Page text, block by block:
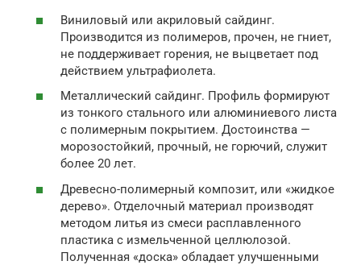
Виниловый или акриловый сайдинг.
Производится из полимеров, прочен, не гниет,
не поддерживает горения, не выцветает под
действием ультрафиолета.
Металлический сайдинг. Профиль формируют
из тонкого стального или алюминиевого листа
с полимерным покрытием. Достоинства —
морозостойкий, прочный, не горючий, служит
более 20 лет.
Древесно-полимерный композит, или «жидкое
дерево». Отделочный материал производят
методом литья из смеси расплавленного
пластика с измельченной целлюлозой.
Полученная «доска» обладает улучшенными